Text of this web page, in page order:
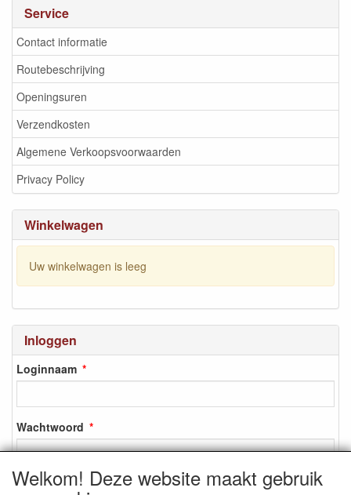
Service
Contact informatie
Routebeschrijving
Openingsuren
Verzendkosten
Algemene Verkoopsvoorwaarden
Privacy Policy
Winkelwagen
Uw winkelwagen is leeg
Inloggen
Loginnaam
Wachtwoord
Welkom! Deze website maakt gebruik